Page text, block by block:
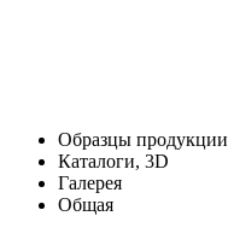
Образцы продукции
Каталоги, 3D
Галерея
Общая